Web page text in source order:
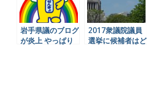
岩手県議のブログ
が炎上 やっぱり
2017衆議院議員
選挙に候補者はど